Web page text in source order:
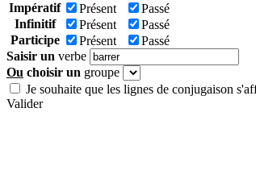
Impératif
Présent
Passé
Infinitif
Présent
Passé
Participe
Présent
Passé
Saisir un verbe
Ou choisir un groupe
Je souhaite que les lignes de conjugaison
Valider